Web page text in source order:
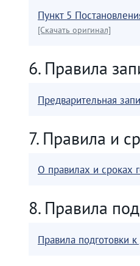
Пункт 5
[Скачать оригинал]
6. Правила
Предварительная
7. Правила и
О правилах и сроках
8. Правила
Правила подготовки